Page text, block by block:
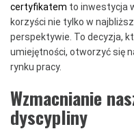
certyfikatem to inwestycja
korzyści nie tylko w
perspektywie. To decyzja,
umiejętności, otworzyć się
rynku pracy.
Wzmacnianie
dyscypliny